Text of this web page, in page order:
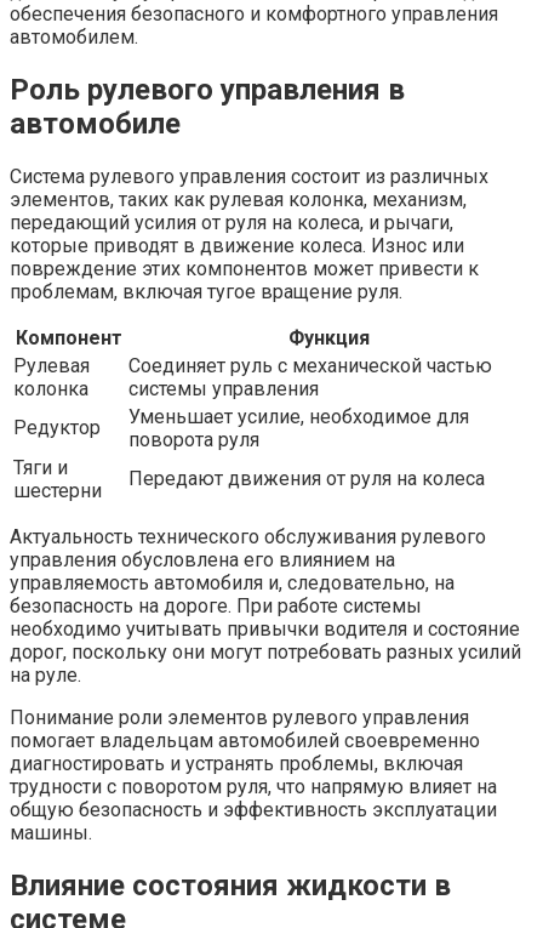
обеспечения безопасного и комфортного управления
автомобилем.
Роль рулевого управления в
автомобиле
Система рулевого управления состоит из различных
элементов, таких как рулевая колонка, механизм,
передающий усилия от руля на колеса, и рычаги,
которые приводят в движение колеса. Износ или
повреждение этих компонентов может привести к
проблемам, включая тугое вращение руля.
Компонент
Функция
Рулевая
колонка
Соединяет руль с механической частью
системы управления
Редуктор
Уменьшает усилие, необходимое для
поворота руля
Тяги и
шестерни
Передают движения от руля на колеса
Актуальность технического обслуживания рулевого
управления обусловлена его влиянием на
управляемость автомобиля и, следовательно, на
безопасность на дороге. При работе системы
необходимо учитывать привычки водителя и состояние
дорог, поскольку они могут потребовать разных усилий
на руле.
Понимание роли элементов рулевого управления
помогает владельцам автомобилей своевременно
диагностировать и устранять проблемы, включая
трудности с поворотом руля, что напрямую влияет на
общую безопасность и эффективность эксплуатации
машины.
Влияние состояния жидкости в
системе